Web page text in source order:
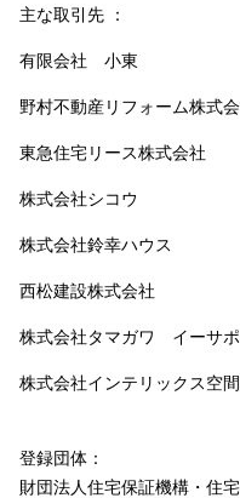
主な取引先 ：
有限会社 小東
野村不動産リフォーム株式
東急住宅リース株式会社
株式会社シコウ
株式会社鈴幸ハウス
西松建設株式会社
株式会社タマガワ イーサポ
株式会社インテリックス空
登録団体：
財団法人住宅保証機構・住